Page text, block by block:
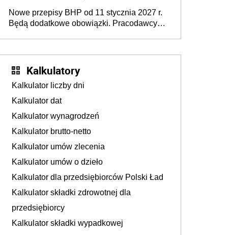
osoby neuroatypowe. Powstanie Fundusz
na rzecz Inkluzywności w Zatrudnianiu?
Nowe przepisy BHP od 11 stycznia 2027 r.
Będą dodatkowe obowiązki. Pracodawcy
Kalkulatory
Kalkulator liczby dni
Kalkulator dat
Kalkulator wynagrodzeń
Kalkulator brutto-netto
Kalkulator umów zlecenia
Kalkulator umów o dzieło
Kalkulator dla przedsiębiorców Polski Ład
Kalkulator składki zdrowotnej dla
przedsiębiorcy
Kalkulator składki wypadkowej